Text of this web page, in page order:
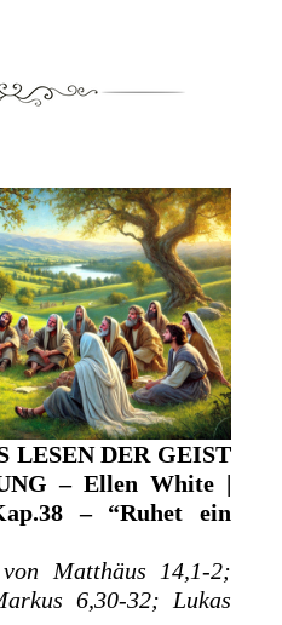
LESEN DER GEIST
– Ellen White |
– “Ruhet ein
Matthäus 14,1-2;
6,30-32; Lukas